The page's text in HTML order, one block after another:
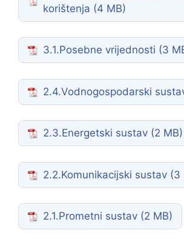
korištenja
3.1.Posebne vrijednosti
2.4.Vodnogospodarski
2.3.Energetski sustav
2.2.Komunikacijski sustav
2.1.Prometni sustav